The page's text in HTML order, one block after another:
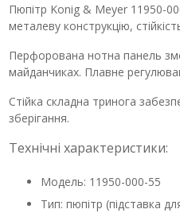
Пюпітр Konig & Meyer 11950-
металеву конструкцію,
Перфорована нотна панель
майданчиках. Плавне
Стійка складна тринога
зберігання.
Технічні характеристики:
Модель: 11950-000-55
Тип: пюпітр (підставка